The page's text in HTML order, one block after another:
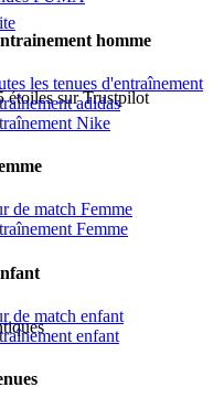
homme
les tenues d'entraînement
adidas
Nike
de match Femme
Femme
de match enfant
enfant
étoiles sur Trustpilot